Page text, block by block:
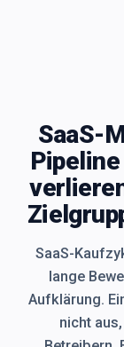
SaaS-
SaaS-
lange
Aufklärung.
nicht